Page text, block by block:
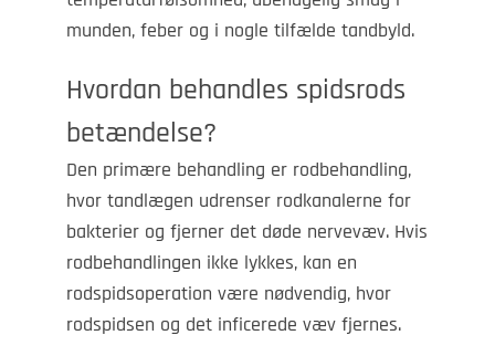
munden, feber og i nogle tilfælde tandbyld.
Hvordan behandles spidsrods
betændelse?
Den primære behandling er rodbehandling,
hvor tandlægen udrenser rodkanalerne for
bakterier og fjerner det døde nervevæv. Hvis
rodbehandlingen ikke lykkes, kan en
rodspidsoperation være nødvendig, hvor
rodspidsen og det inficerede væv fjernes.